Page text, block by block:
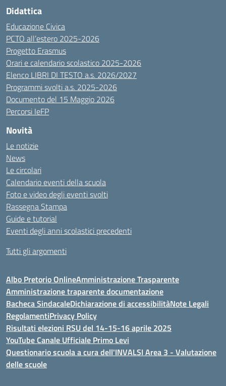
Didattica
Educazione Civica
PCTO all’estero 2025-2026
Progetto Erasmus
Orari e calendario scolastico 2025-2026
Elenco LIBRI DI TESTO a.s. 2026/2027
Programmi svolti a.s. 2025-2026
Documento del 15 Maggio 2026
Percorsi IeFP
Novità
Le notizie
News
Le circolari
Calendario eventi della scuola
Foto e video degli eventi svolti
Rassegna Stampa
Guide e tutorial
Eventi degli anni scolastici precedenti
Tutti gli argomenti
Albo Pretorio OnlineAmministrazione Trasparente
Amministrazione traparente documentazione
Bacheca SindacaleDichiarazione di accessibilitàNote Legali
RegolamentiPrivacy Policy
Risultati elezioni RSU del 14-15-16 aprile 2025
YouTube Canale Ufficiale Primo Levi
Questionario scuola a cura dell'INVALSI Area 3 - Valutazione
delle scuole